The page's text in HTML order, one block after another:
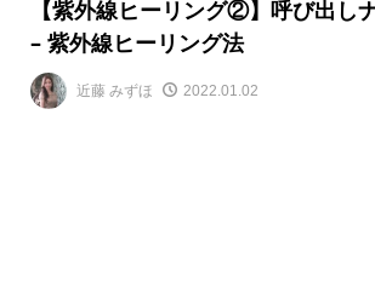
【紫外線ヒーリング②】呼び出し
– 紫外線ヒーリング法
近藤 みずほ 2022.01.02